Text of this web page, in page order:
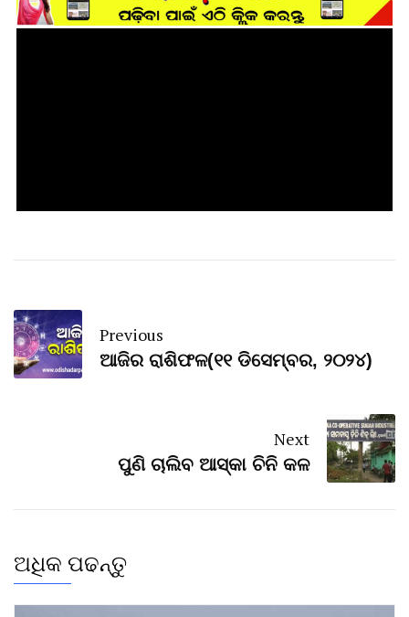
Previous
ଆଜିର ରାଶିଫଳ(୧୧ ଡିସେମ୍ବର, ୨୦୨୪)
Next
ପୁଣି ଚାଲିବ ଆସ୍କା ଚିନି କଳ
ଅଧିକ ପଢନ୍ତୁ